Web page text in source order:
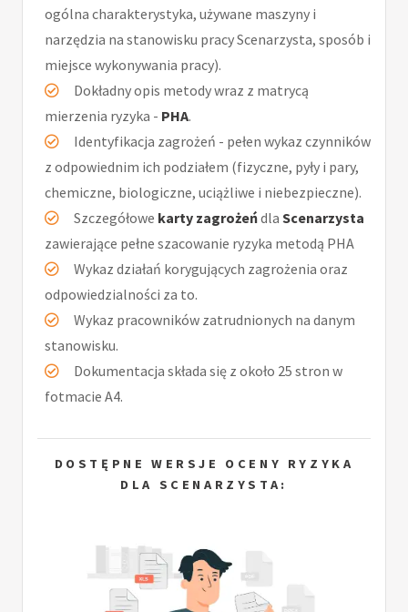
ogólna charakterystyka, używane maszyny i
narzędzia na stanowisku pracy Scenarzysta, sposób i
miejsce wykonywania pracy).
Dokładny opis metody wraz z matrycą
mierzenia ryzyka - PHA.
Identyfikacja zagrożeń - pełen wykaz czynników
z odpowiednim ich podziałem (fizyczne, pyły i pary,
chemiczne, biologiczne, uciążliwe i niebezpieczne).
Szczegółowe karty zagrożeńdla Scenarzysta
zawierające pełne szacowanie ryzyka metodą PHA
Wykaz działań korygujących zagrożenia oraz
odpowiedzialności za to.
Wykaz pracowników zatrudnionych na danym
stanowisku.
Dokumentacja składa się z około 25 stron w
fotmacie A4.
DOSTĘPNE WERSJE OCENY RYZYKA
DLA SCENARZYSTA: